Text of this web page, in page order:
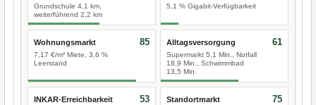
Grundschule 4,1 km,
weiterführend 2,2 km
5,1 % Gigabit-Verfügbarkeit
Wohnungsmarkt
7,17 €/m² Miete, 3,6 %
Leerstand
85 Alltagsversorgung
Supermarkt 5,1 Min., Notfall
18,9 Min., Schwimmbad
13,5 Min.
61
INKAR-Erreichbarkeit 53 Standortmarkt 75